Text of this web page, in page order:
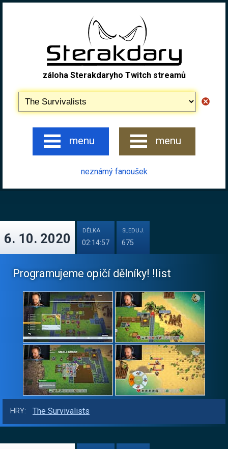
záloha Sterakdaryho Twitch streamů
menu menu
neznámý fanoušek
6. 10. 2020
DÉLKA
02:14:57
SLEDUJ.
675
Programujeme opičí dělníky! !list
HRY: The Survivalists